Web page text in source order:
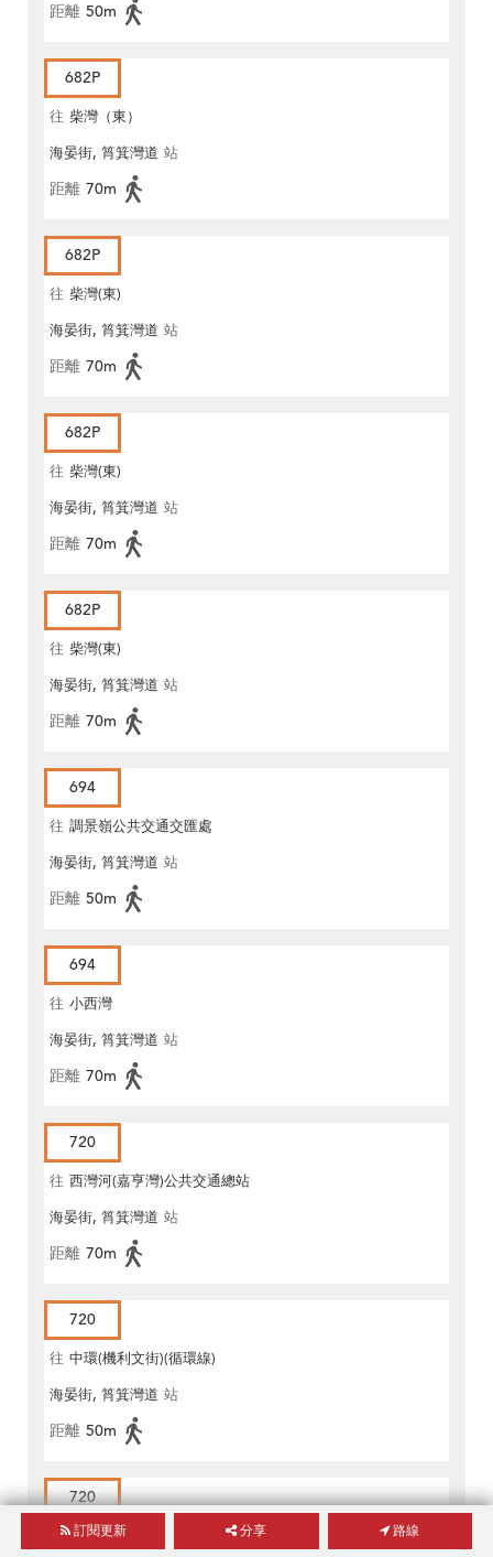
距離 50m
682P
往 柴灣（東）
海晏街, 筲箕灣道 站
距離 70m
682P
往 柴灣(東)
海晏街, 筲箕灣道 站
距離 70m
682P
往 柴灣(東)
海晏街, 筲箕灣道 站
距離 70m
682P
往 柴灣(東)
海晏街, 筲箕灣道 站
距離 70m
694
往 調景嶺公共交通交匯處
海晏街, 筲箕灣道 站
距離 50m
694
往 小西灣
海晏街, 筲箕灣道 站
距離 70m
720
往 西灣河(嘉亨灣)公共交通總站
海晏街, 筲箕灣道 站
距離 70m
720
往 中環(機利文街)(循環線)
海晏街, 筲箕灣道 站
距離 50m
720
往 中環(港澳碼頭)
訂閱更新 分享 路線